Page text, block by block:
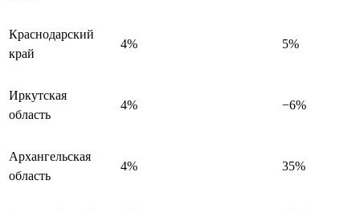
Краснодарский
край
4% 5%
Иркутская
область
4% −6%
Архангельская
область
4% 35%